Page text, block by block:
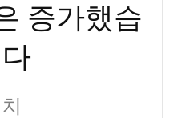
증가했습